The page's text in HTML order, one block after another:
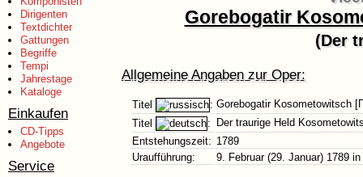
Dirigenten
Textdichter
Gattungen
Begriffe
Tempi
Jahrestage
Kataloge
Einkaufen
CD-Tipps
Angebote
Service
Gorebogatir
(Der
Allgemeine Angaben zur Oper:
Titel : Gorebogatir Kosometowitsch
Titel
:
Der traurige Held
Entstehungszeit: 1789
Uraufführung:
9. Februar (29. Januar) 1789